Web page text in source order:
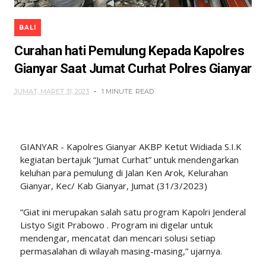
BALI
Curahan hati Pemulung Kepada Kapolres
Gianyar Saat Jumat Curhat Polres Gianyar
JUMAT, MARET 31, 2023 1 MINUTE READ
GIANYAR - Kapolres Gianyar AKBP Ketut Widiada S.I.K
kegiatan bertajuk “Jumat Curhat” untuk mendengarkan
keluhan para pemulung di Jalan Ken Arok, Kelurahan
Gianyar, Kec/ Kab Gianyar, Jumat (31/3/2023)
“Giat ini merupakan salah satu program Kapolri Jenderal
Listyo Sigit Prabowo . Program ini digelar untuk
mendengar, mencatat dan mencari solusi setiap
permasalahan di wilayah masing-masing,” ujarnya.